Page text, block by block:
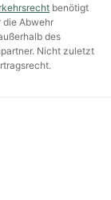
benötigt
die Abwehr
des
Nicht zuletzt